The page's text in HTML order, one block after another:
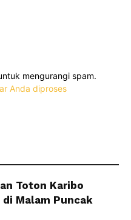
mengurangi spam.
Anda diproses
Toton Karibo
di Malam Puncak